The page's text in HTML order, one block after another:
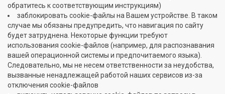
обратитесь к соответствующим инструкциям)
заблокировать cookie-файлы на Вашем устройстве. В таком
случае мы обязаны предупредить, что навигация по сайту
будет затруднена. Некоторые функции требуют
использования cookie-файлов (например, для распознавания
вашей операционной системы и предпочитаемого языка).
Следовательно, мы не несем ответственности за неудобства,
вызванные ненадлежащей работой наших сервисов из-за
отключения cookie-файлов